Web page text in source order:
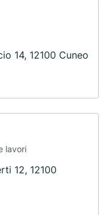
14, 12100 Cuneo
lavori
12, 12100